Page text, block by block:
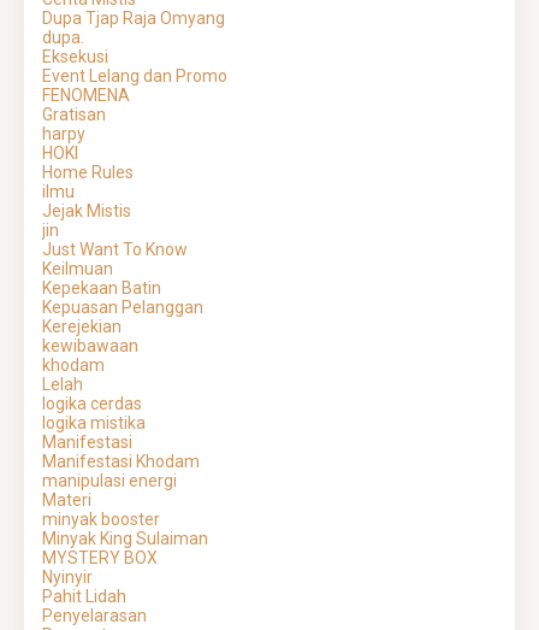
Dupa Tjap Raja Omyang
dupa.
Eksekusi
Event Lelang dan Promo
FENOMENA
Gratisan
harpy
HOKI
Home Rules
ilmu
Jejak Mistis
jin
Just Want To Know
Keilmuan
Kepekaan Batin
Kepuasan Pelanggan
Kerejekian
kewibawaan
khodam
Lelah
logika cerdas
logika mistika
Manifestasi
Manifestasi Khodam
manipulasi energi
Materi
minyak booster
Minyak King Sulaiman
MYSTERY BOX
Nyinyir
Pahit Lidah
Penyelarasan